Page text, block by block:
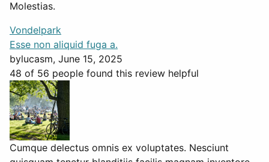
Molestias.
Vondelpark
Esse non aliquid fuga a.
bylucasm, June 15, 2025
48 of 56 people found this review helpful
Cumque delectus omnis ex voluptates. Nesciunt